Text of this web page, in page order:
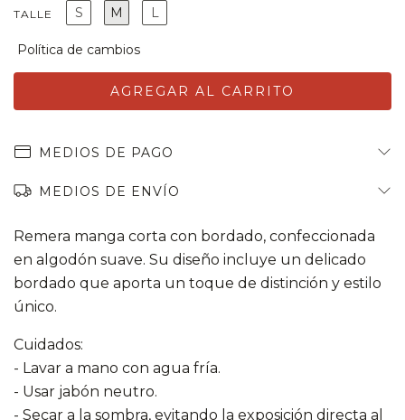
TALLE S M L
MEDIOS DE PAGO
MEDIOS DE ENVÍO
Remera manga corta con bordado, confeccionada
en algodón suave. Su diseño incluye un delicado
bordado que aporta un toque de distinción y estilo
único.
Cuidados:
- Lavar a mano con agua fría.
- Usar jabón neutro.
- Secar a la sombra, evitando la exposición directa al